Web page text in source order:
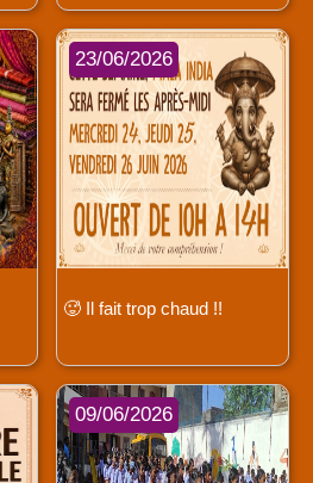
23/06/2026
🥵 Il fait trop chaud !!
09/06/2026